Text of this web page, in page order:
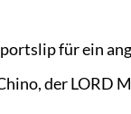
für ein
der LORD